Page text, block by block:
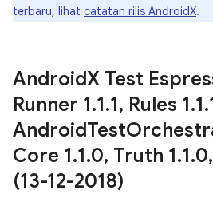
terbaru, lihat catatan rilis AndroidX.
AndroidX Test
Runner 1.1.1, Rules 1.1.
AndroidTest
Core 1.1.0, Truth 1.1.0,
(13-12-2018)